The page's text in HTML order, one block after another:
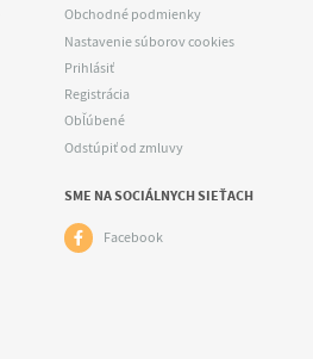
Obchodné podmienky
Nastavenie súborov cookies
Prihlásiť
Registrácia
Obľúbené
Odstúpiť od zmluvy
SME NA SOCIÁLNYCH SIEŤACH
Facebook